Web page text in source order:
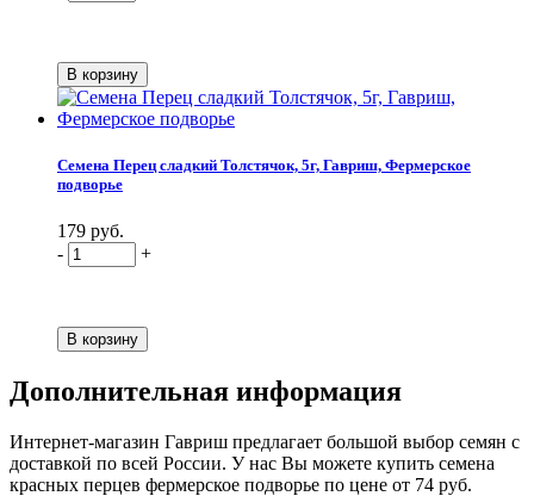
Семена Перец сладкий Толстячок, 5г, Гавриш, Фермерское
подворье
179 руб.
-
+
Дополнительная информация
Интернет-магазин Гавриш предлагает большой выбор семян с
доставкой по всей России. У нас Вы можете купить семена
красных перцев фермерское подворье по цене от 74 руб.